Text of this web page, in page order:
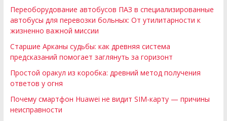
Переоборудование автобусов ПАЗ в специализированные
автобусы для перевозки больных: От утилитарности к
жизненно важной миссии
Старшие Арканы судьбы: как древняя система
предсказаний помогает заглянуть за горизонт
Простой оракул из коробка: древний метод получения
ответов у огня
Почему смартфон Huawei не видит SIM-карту — причины
неисправности